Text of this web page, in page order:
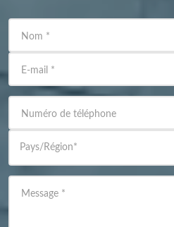
Nom *
E-mail *
Numéro de téléphone
Pays/Région*
Message *